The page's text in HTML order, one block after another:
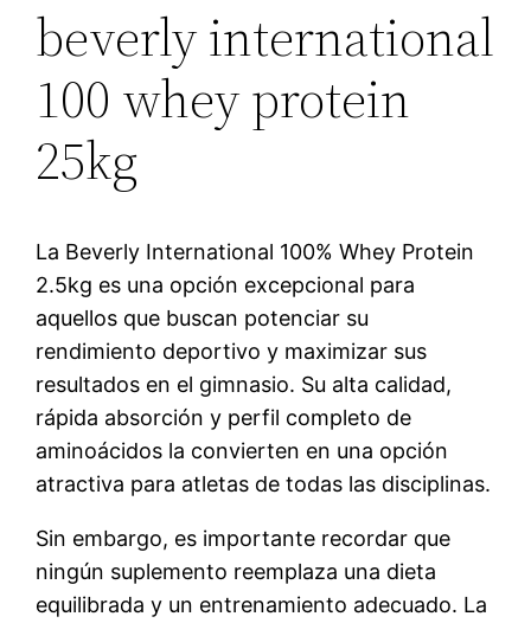
beverly international
100 whey protein
25kg
La Beverly International 100% Whey Protein
2.5kg es una opción excepcional para
aquellos que buscan potenciar su
rendimiento deportivo y maximizar sus
resultados en el gimnasio. Su alta calidad,
rápida absorción y perfil completo de
aminoácidos la convierten en una opción
atractiva para atletas de todas las disciplinas.
Sin embargo, es importante recordar que
ningún suplemento reemplaza una dieta
equilibrada y un entrenamiento adecuado. La